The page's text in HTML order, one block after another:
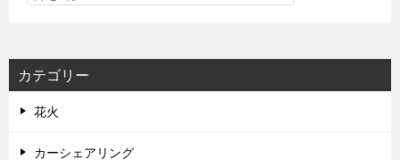
カテゴリー
花火
カーシェアリング